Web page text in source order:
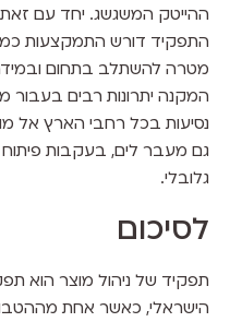
ההייטק המשגשג. יחד עם זאת,
התפקיד דורש התמקצעות כמו
מטרה להשתלב בתחום
המקנה יתרונות רבים בעבור
נסיעות בכל רחבי הארץ אל מול
גם מעבר לים, בעקבות פיתוח
גלובלי.
לסיכום
תפקיד של ניהול מוצר הוא
הישראלי, כאשר אחת מההטבות